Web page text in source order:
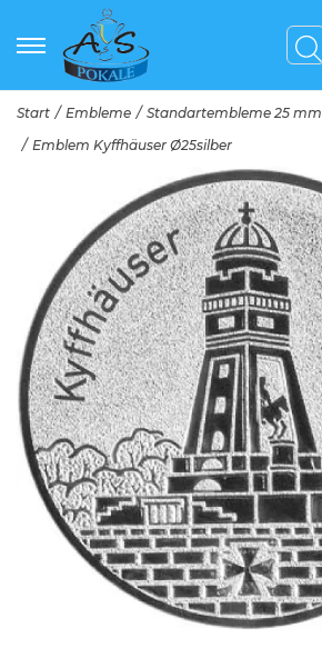
Start / Embleme / Standartembleme 25 mm
/ Emblem Kyffhäuser Ø25silber